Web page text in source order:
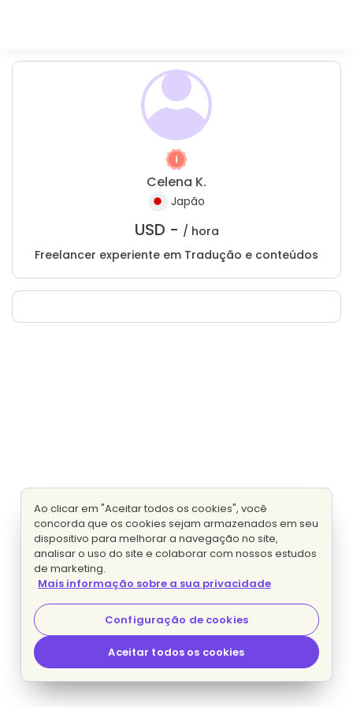
Celena K.
Japão
USD - / hora
Freelancer experiente em Tradução e conteúdos
Ao clicar em "Aceitar todos os cookies", você
concorda que os cookies sejam armazenados em seu
dispositivo para melhorar a navegação no site,
analisar o uso do site e colaborar com nossos estudos
de marketing.
Mais informação sobre a sua privacidade
Configuração de cookies
Aceitar todos os cookies